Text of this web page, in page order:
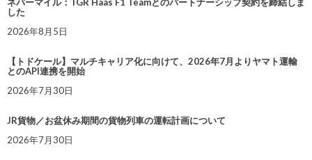
した
2026年8月5日
【トドケール】マルチキャリア化に向けて、2026年7月よりヤマト運輸
とのAPI連携を開始
2026年7月30日
JR貨物／お盆休み期間の貨物列車の運転計画について
2026年7月30日